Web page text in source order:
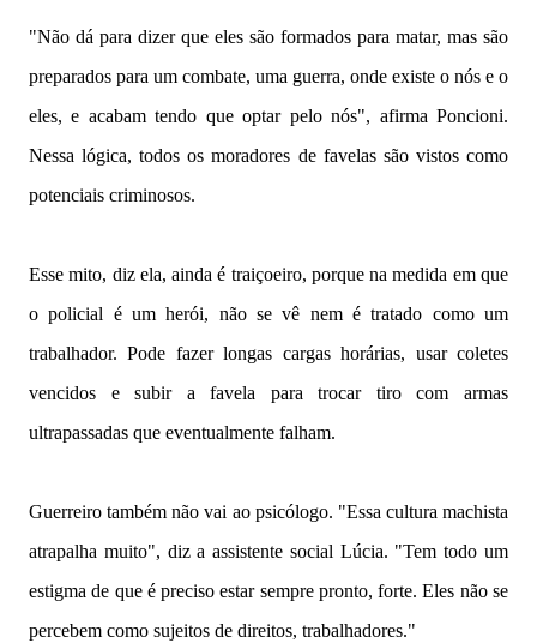
"Não dá para dizer que eles são formados para matar, mas são
preparados para um combate, uma guerra, onde existe o nós e o
eles, e acabam tendo que optar pelo nós", afirma Poncioni.
Nessa lógica, todos os moradores de favelas são vistos como
potenciais criminosos.
Esse mito, diz ela, ainda é traiçoeiro, porque na medida em que
o policial é um herói, não se vê nem é tratado como um
trabalhador. Pode fazer longas cargas horárias, usar coletes
vencidos e subir a favela para trocar tiro com armas
ultrapassadas que eventualmente falham.
Guerreiro também não vai ao psicólogo. "Essa cultura machista
atrapalha muito", diz a assistente social Lúcia. "Tem todo um
estigma de que é preciso estar sempre pronto, forte. Eles não se
percebem como sujeitos de direitos, trabalhadores."